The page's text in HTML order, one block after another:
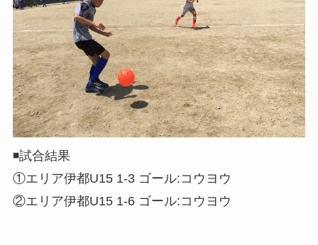
◾️試合結果
①エリア伊都U15 1-3 ゴール:コウヨウ
②エリア伊都U15 1-6 ゴール:コウヨウ